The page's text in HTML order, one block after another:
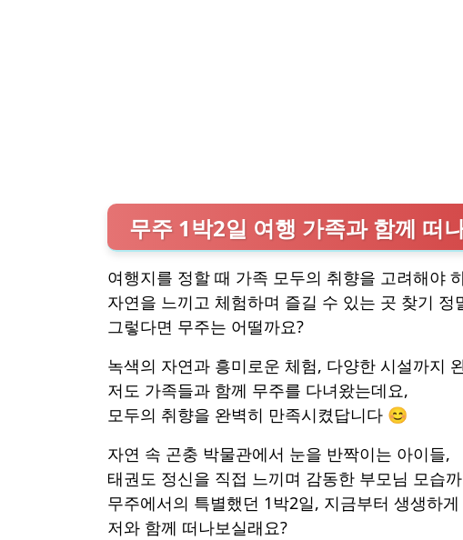
무주 1박2일 여행 가족과 함께 떠
여행지를 정할 때 가족 모두의 취향을 고려해야
자연을 느끼고 체험하며 즐길 수 있는 곳 찾기 정
그렇다면 무주는 어떨까요?
녹색의 자연과 흥미로운 체험, 다양한 시설까지
저도 가족들과 함께 무주를 다녀왔는데요,
모두의 취향을 완벽히 만족시켰답니다 😊
자연 속 곤충 박물관에서 눈을 반짝이는 아이들,
태권도 정신을 직접 느끼며 감동한 부모님 모습
무주에서의 특별했던 1박2일, 지금부터 생생하
저와 함께 떠나보실래요?